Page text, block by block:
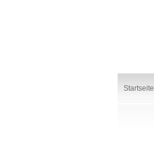
Startseite